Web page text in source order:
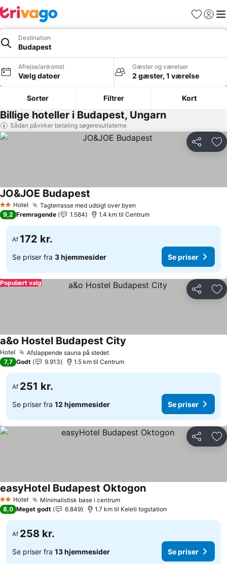
Favoritter
Log ind
Destination
Budapest
Afrejse/ankomst
Vælg datoer
Gæster og værelser
2 gæster, 1 værelse
Sorter Filtrer Kort
Billige hoteller i Budapest, Ungarn
Sådan påvirker betaling søgeresultaterne
Del
2 Stjerner
Hotel Tagterrasse med udsigt over byen
JO&JOE Budapest
9,2 Fremragende 1.584 1.4 km til Centrum
Af 172 kr.
Se priser fra 3 hjemmesider Se priser
Del
Populært valg
Hotel Afslappende sauna på stedet
a&o Hostel Budapest City
7,7 Godt 9.913 1.5 km til Centrum
Af 251 kr.
Se priser fra 12 hjemmesider Se priser
Del
2 Stjerner
Hotel Minimalistisk base i centrum
easyHotel Budapest Oktogon
8,0 Meget godt 6.849 1.7 km til Keleti togstation
Af 258 kr.
Se priser fra 13 hjemmesider Se priser